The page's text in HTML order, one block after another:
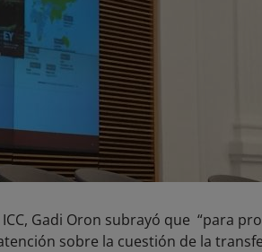
Gadi Oron subrayó que “para
sobre la cuestión de la